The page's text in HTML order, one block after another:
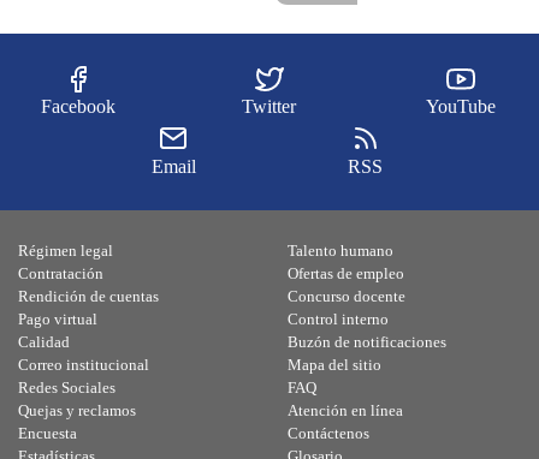
Facebook Twitter YouTube
Email RSS
Régimen legal
Contratación
Rendición de cuentas
Pago virtual
Calidad
Talento humano
Ofertas de empleo
Concurso docente
Control interno
Buzón de notificaciones
Correo institucional
Redes Sociales
Quejas y reclamos
Encuesta
Mapa del sitio
FAQ
Atención en línea
Contáctenos